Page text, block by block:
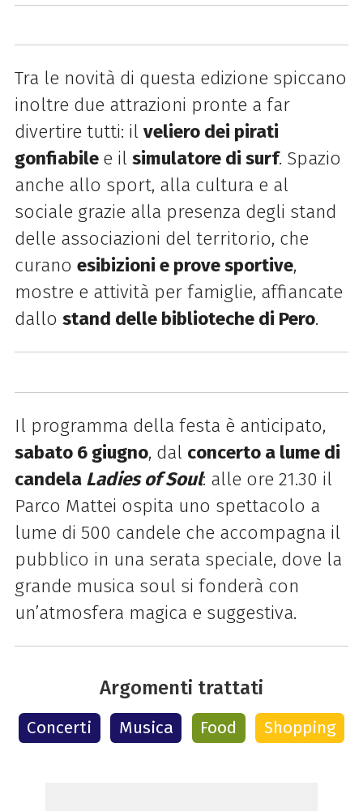
Tra le novità di questa edizione spiccano
inoltre due attrazioni pronte a far
divertire tutti: il veliero dei pirati
gonfiabile e il simulatore di surf. Spazio
anche allo sport, alla cultura e al
sociale grazie alla presenza degli stand
delle associazioni del territorio, che
curano esibizioni e prove sportive,
mostre e attività per famiglie, affiancate
dallo stand delle biblioteche di Pero.
Il programma della festa è anticipato,
sabato 6 giugno, dal concerto a lume di
candela Ladies of Soul: alle ore 21.30 il
Parco Mattei ospita uno spettacolo a
lume di 500 candele che accompagna il
pubblico in una serata speciale, dove la
grande musica soul si fonderà con
un’atmosfera magica e suggestiva.
Argomenti trattati
Concerti Musica Food Shopping